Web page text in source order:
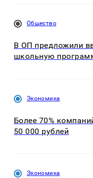
Общество
В ОП предложили
школьную
Экономика
Более 70%
50 000 рублей
Экономика